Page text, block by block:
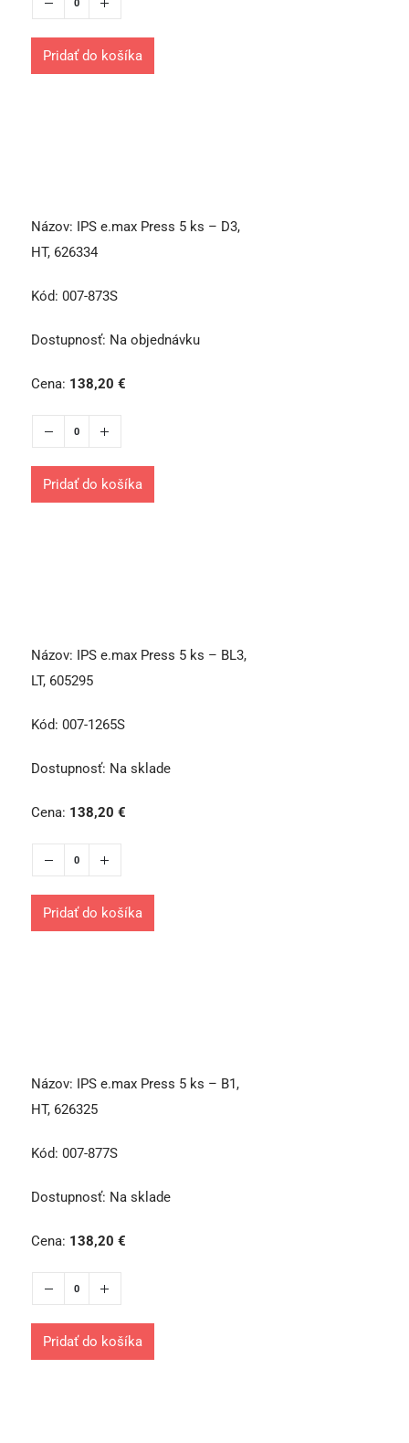
Pridať do košíka
Názov:
IPS e.max Press 5 ks – D3,
HT, 626334
Kód: 007-873S
Dostupnosť: Na objednávku
Cena: 138,20 €
Pridať do košíka
Názov:
IPS e.max Press 5 ks – BL3,
LT, 605295
Kód: 007-1265S
Dostupnosť: Na sklade
Cena: 138,20 €
Pridať do košíka
Názov:
IPS e.max Press 5 ks – B1,
HT, 626325
Kód: 007-877S
Dostupnosť: Na sklade
Cena: 138,20 €
Pridať do košíka